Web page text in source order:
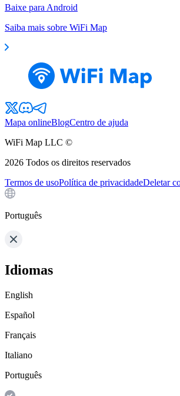
Baixe para Android
Saiba mais sobre WiFi Map
Mapa onlineBlogCentro de ajuda
WiFi Map LLC ©
2026 Todos os direitos reservados
Termos de usoPolítica de privacidadeDeletar
Português
Idiomas
English
Español
Français
Italiano
Português